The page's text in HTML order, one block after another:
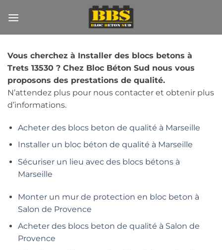
au
Vous cherchez à Installer des blocs betons à
Trets 13530 ? Chez Bloc Béton Sud nous vous
proposons des prestations de qualité.
N’attendez plus pour nous contacter et obtenir plus
d’informations.
Acheter des blocs beton de qualité à Marseille
Installer un bloc béton de qualité à Marseille
Sécuriser un lieu avec des blocs bétons à
Marseille
Monter un mur de protection en bloc beton à
Salon de Provence
Acheter des blocs beton de qualité à Salon de
Provence